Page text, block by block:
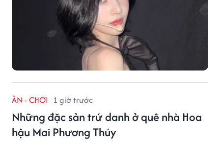
ĂN - CHƠI 1 giờ trước
Những đặc sản trứ danh ở quê nhà Hoa
hậu Mai Phương Thúy